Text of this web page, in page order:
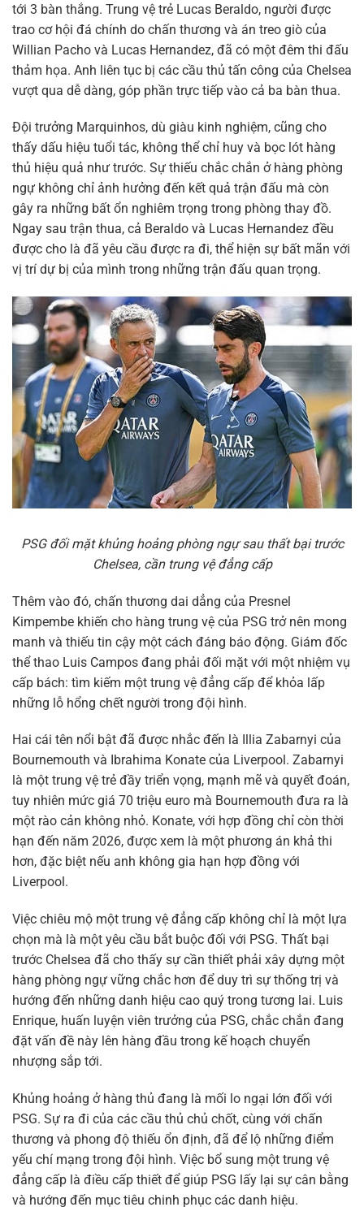
tới 3 bàn thắng. Trung vệ trẻ Lucas Beraldo, người được
trao cơ hội đá chính do chấn thương và án treo giò của
Willian Pacho và Lucas Hernandez, đã có một đêm thi đấu
thảm họa. Anh liên tục bị các cầu thủ tấn công của Chelsea
vượt qua dễ dàng, góp phần trực tiếp vào cả ba bàn thua.
Đội trưởng Marquinhos, dù giàu kinh nghiệm, cũng cho
thấy dấu hiệu tuổi tác, không thể chỉ huy và bọc lót hàng
thủ hiệu quả như trước. Sự thiếu chắc chắn ở hàng phòng
ngự không chỉ ảnh hưởng đến kết quả trận đấu mà còn
gây ra những bất ổn nghiêm trọng trong phòng thay đồ.
Ngay sau trận thua, cả Beraldo và Lucas Hernandez đều
được cho là đã yêu cầu được ra đi, thể hiện sự bất mãn với
vị trí dự bị của mình trong những trận đấu quan trọng.
PSG đối mặt khủng hoảng phòng ngự sau thất bại trước
Chelsea, cần trung vệ đẳng cấp
Thêm vào đó, chấn thương dai dẳng của Presnel
Kimpembe khiến cho hàng trung vệ của PSG trở nên mong
manh và thiếu tin cậy một cách đáng báo động. Giám đốc
thể thao Luis Campos đang phải đối mặt với một nhiệm vụ
cấp bách: tìm kiếm một trung vệ đẳng cấp để khỏa lấp
những lỗ hổng chết người trong đội hình.
Hai cái tên nổi bật đã được nhắc đến là Illia Zabarnyi của
Bournemouth và Ibrahima Konate của Liverpool. Zabarnyi
là một trung vệ trẻ đầy triển vọng, mạnh mẽ và quyết đoán,
tuy nhiên mức giá 70 triệu euro mà Bournemouth đưa ra là
một rào cản không nhỏ. Konate, với hợp đồng chỉ còn thời
hạn đến năm 2026, được xem là một phương án khả thi
hơn, đặc biệt nếu anh không gia hạn hợp đồng với
Liverpool.
Việc chiêu mộ một trung vệ đẳng cấp không chỉ là một lựa
chọn mà là một yêu cầu bắt buộc đối với PSG. Thất bại
trước Chelsea đã cho thấy sự cần thiết phải xây dựng một
hàng phòng ngự vững chắc hơn để duy trì sự thống trị và
hướng đến những danh hiệu cao quý trong tương lai. Luis
Enrique, huấn luyện viên trưởng của PSG, chắc chắn đang
đặt vấn đề này lên hàng đầu trong kế hoạch chuyển
nhượng sắp tới.
Khủng hoảng ở hàng thủ đang là mối lo ngại lớn đối với
PSG. Sự ra đi của các cầu thủ chủ chốt, cùng với chấn
thương và phong độ thiếu ổn định, đã để lộ những điểm
yếu chí mạng trong đội hình. Việc bổ sung một trung vệ
đẳng cấp là điều cấp thiết để giúp PSG lấy lại sự cân bằng
và hướng đến mục tiêu chinh phục các danh hiệu.